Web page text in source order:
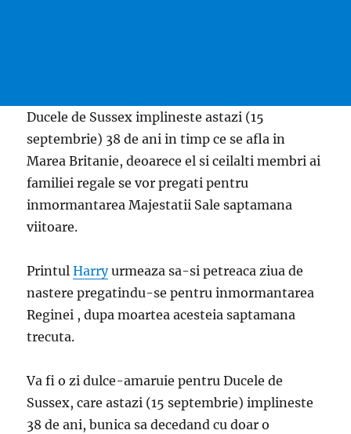
Ducele de Sussex implineste astazi (15
septembrie) 38 de ani in timp ce se afla in
Marea Britanie, deoarece el si ceilalti membri ai
familiei regale se vor pregati pentru
inmormantarea Majestatii Sale saptamana
viitoare.
PrintulHarryurmeaza sa-si petreaca ziua de
nastere pregatindu-se pentru inmormantarea
Reginei , dupa moartea acesteia saptamana
trecuta.
Va fi o zi dulce-amaruie pentru Ducele de
Sussex, care astazi (15 septembrie) implineste
38 de ani, bunica sa decedand cu doar o